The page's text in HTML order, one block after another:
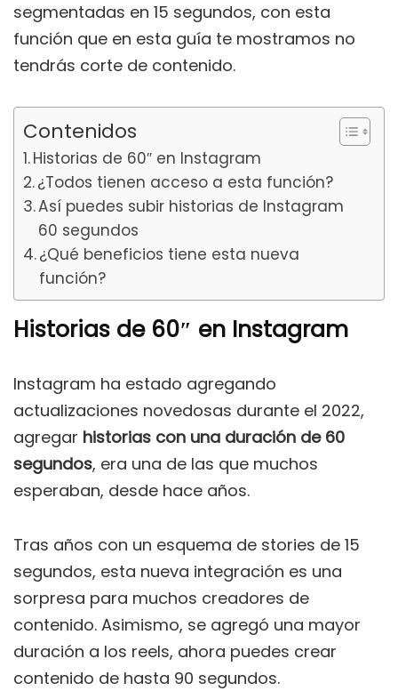
segmentadas en 15 segundos, con esta
función que en esta guía te mostramos no
tendrás corte de contenido.
Contenidos
Historias de 60″ en Instagram
¿Todos tienen acceso a esta función?
Así puedes subir historias de Instagram
60 segundos
¿Qué beneficios tiene esta nueva
función?
Historias de 60″ en Instagram
Instagram ha estado agregando
actualizaciones novedosas durante el 2022,
agregar historias con una duración de 60
segundos, era una de las que muchos
esperaban, desde hace años.
Tras años con un esquema de stories de 15
segundos, esta nueva integración es una
sorpresa para muchos creadores de
contenido. Asimismo, se agregó una mayor
duración a los reels, ahora puedes crear
contenido de hasta 90 segundos.